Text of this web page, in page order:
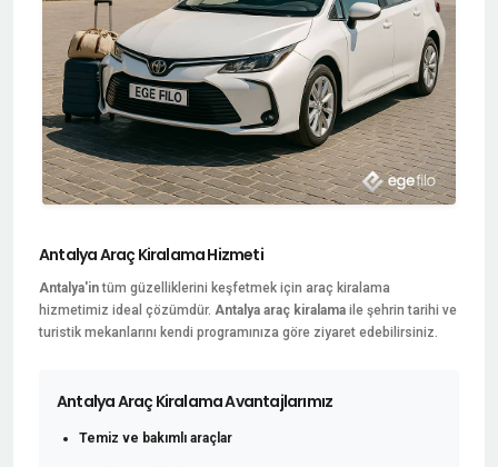
Antalya Araç Kiralama Hizmeti
Antalya'intüm güzelliklerini keşfetmek için araç kiralama
hizmetimiz ideal çözümdür. Antalya araç kiralama ile şehrin tarihi ve
turistik mekanlarını kendi programınıza göre ziyaret edebilirsiniz.
Antalya Araç Kiralama Avantajlarımız
Temiz ve bakımlı araçlar